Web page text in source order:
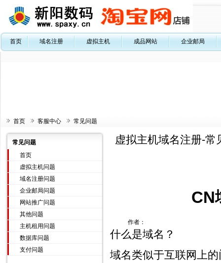
首页 域名注册 虚拟主机 成品网站 企业邮局
首页 客服中心 常见问题
常见问题
首页
虚拟主机问题
域名注册问题
企业邮局问题
网站推广问题
其他问题
主机租用问题
数据库问题
支付问题
虚拟主机域名注册-常
CN
作者：
什么是域名？
域名类似于互联网上